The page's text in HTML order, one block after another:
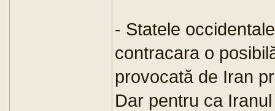
- Statele
contracara o
provocată de Iran
Dar pentru ca